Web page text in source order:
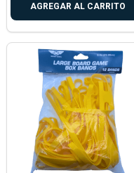
AGREGAR AL CARRITO